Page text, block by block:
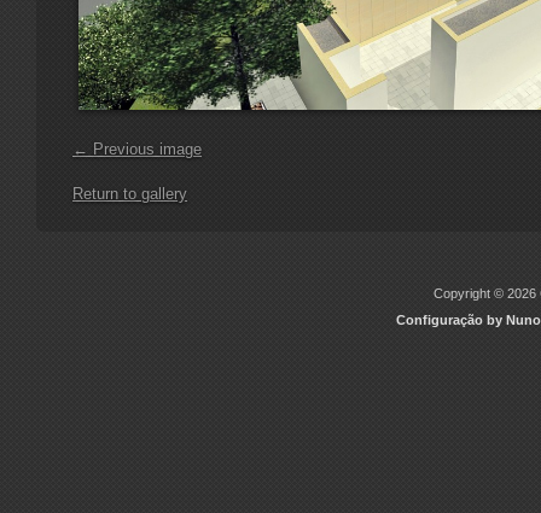
← Previous image
Return to gallery
Copyright © 2026
Configuração by